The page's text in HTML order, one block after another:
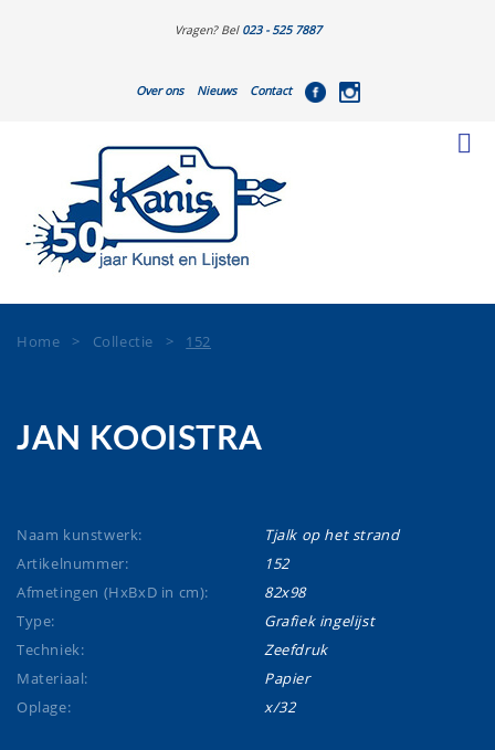
Vragen? Bel 023 - 525 7887
Over ons Nieuws Contact
Home > Collectie > 152
JAN KOOISTRA
Naam kunstwerk:
Tjalk op het strand
Artikelnummer:
152
Afmetingen (HxBxD in cm):
82x98
Type:
Grafiek ingelijst
Techniek:
Zeefdruk
Materiaal:
Papier
Oplage:
x/32